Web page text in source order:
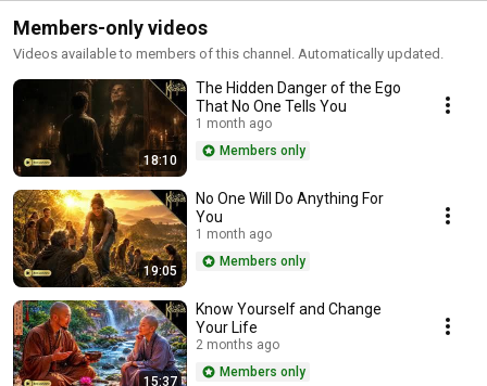
Members-only videos
Videos available to members of this channel. Automatically updated.
18:10
The Hidden Danger of the Ego
That No One Tells You
1 month ago
Members only
19:05
No One Will Do Anything For
You
1 month ago
Members only
15:37
Know Yourself and Change
Your Life
2 months ago
Members only